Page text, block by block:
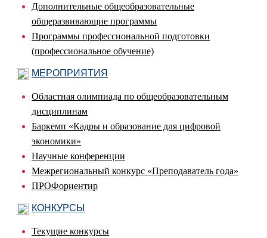
Дополнительные общеобразовательные
общеразвивающие программы
Программы профессиональной подготовки
(профессиональное обучение)
МЕРОПРИЯТИЯ
Областная олимпиада по общеобразовательным
дисциплинам
Баркемп «Кадры и образование для цифровой
экономики»
Научные конференции
Межрегиональный конкурс «Преподаватель года»
ПРОФориентир
КОНКУРСЫ
Текущие конкурсы